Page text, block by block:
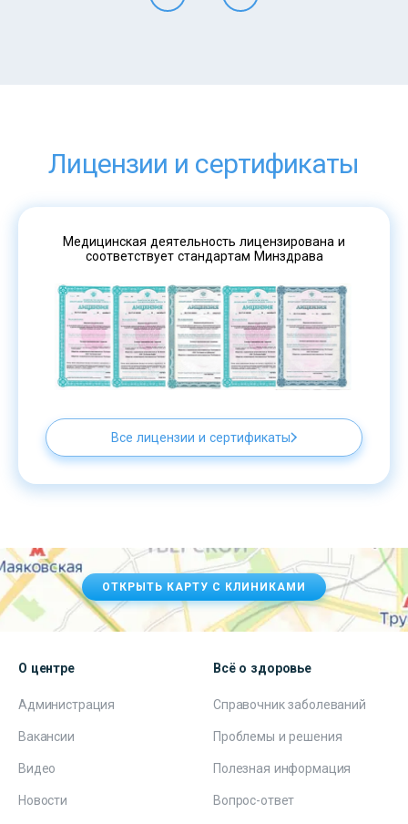
Лицензии и сертификаты
Медицинская деятельность лицензирована и
соответствует стандартам Минздрава
Все лицензии и сертификаты
ОТКРЫТЬ КАРТУ С КЛИНИКАМИ
О центре
Администрация
Вакансии
Видео
Новости
Всё о здоровье
Справочник заболеваний
Проблемы и решения
Полезная информация
Вопрос-ответ